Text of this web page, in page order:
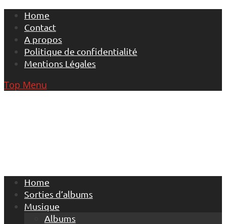
Skip
content
Home
Contact
A propos
Politique de confidentialité
Mentions Légales
Top Menu
Home
Sorties d’albums
Musique
Albums